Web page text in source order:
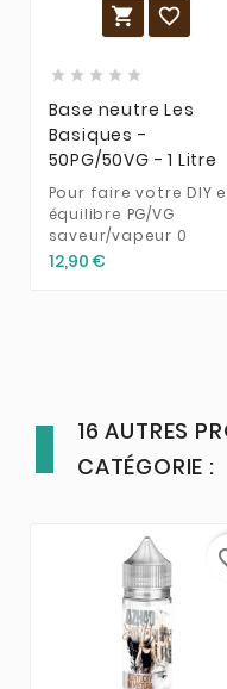
 
    
Base neutre Les
Basiques -
50PG/50VG - 1 Litre
Pour faire votre DIY
équilibre PG/VG
saveur/vapeur 0
12,90 €
16 AUTRES
CATÉGORIE :